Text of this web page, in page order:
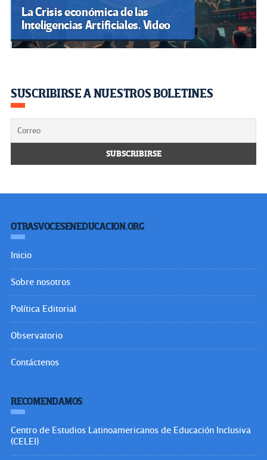
La Crisis económica de las
Inteligencias Artificiales. Video
SUSCRIBIRSE A NUESTROS BOLETINES
OTRASVOCESENEDUCACION.ORG
Inicio
Sobre nosotros
Política Editorial
Observatorio
Contáctenos
RECOMENDAMOS
Centro de Estudios Latinoamericanos de Educación Inclusiva
(CELEI)